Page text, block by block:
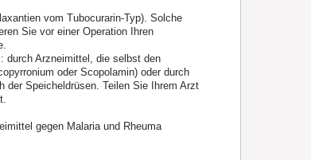
vom Tubocurarin-Typ). Solche
Sie vor einer Operation Ihren
durch Arzneimittel, die selbst den
oder Scopolamin) oder durch
der Speicheldrüsen. Teilen Sie Ihrem Arzt
gegen Malaria und Rheuma